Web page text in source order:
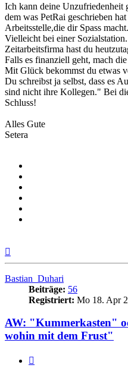
Ich kann deine Unzufriedenheit
dem was PetRai geschrieben
Arbeitsstelle,die dir Spass macht.
Vielleicht bei einer
Zeitarbeitsfirma hast du
Falls es finanziell geht, mach
Mit Glück bekommst du etwas
Du schreibst ja selbst, dass es
sind nicht ihre Kollegen." Bei
Schluss!
Alles Gute
Setera
Bastian_Duhari
Beiträge: 56
Registriert: Mo 18. Apr
AW: "Kummerkasten"
wohin mit dem Frust"